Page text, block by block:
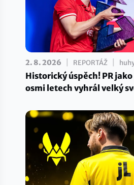
2. 8. 2026 REPORTÁŽ
Historický úspěch! PR
osmi letech vyhrál velký